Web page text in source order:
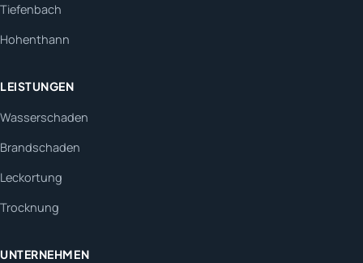
Tiefenbach
Hohenthann
LEISTUNGEN
Wasserschaden
Brandschaden
Leckortung
Trocknung
UNTERNEHMEN